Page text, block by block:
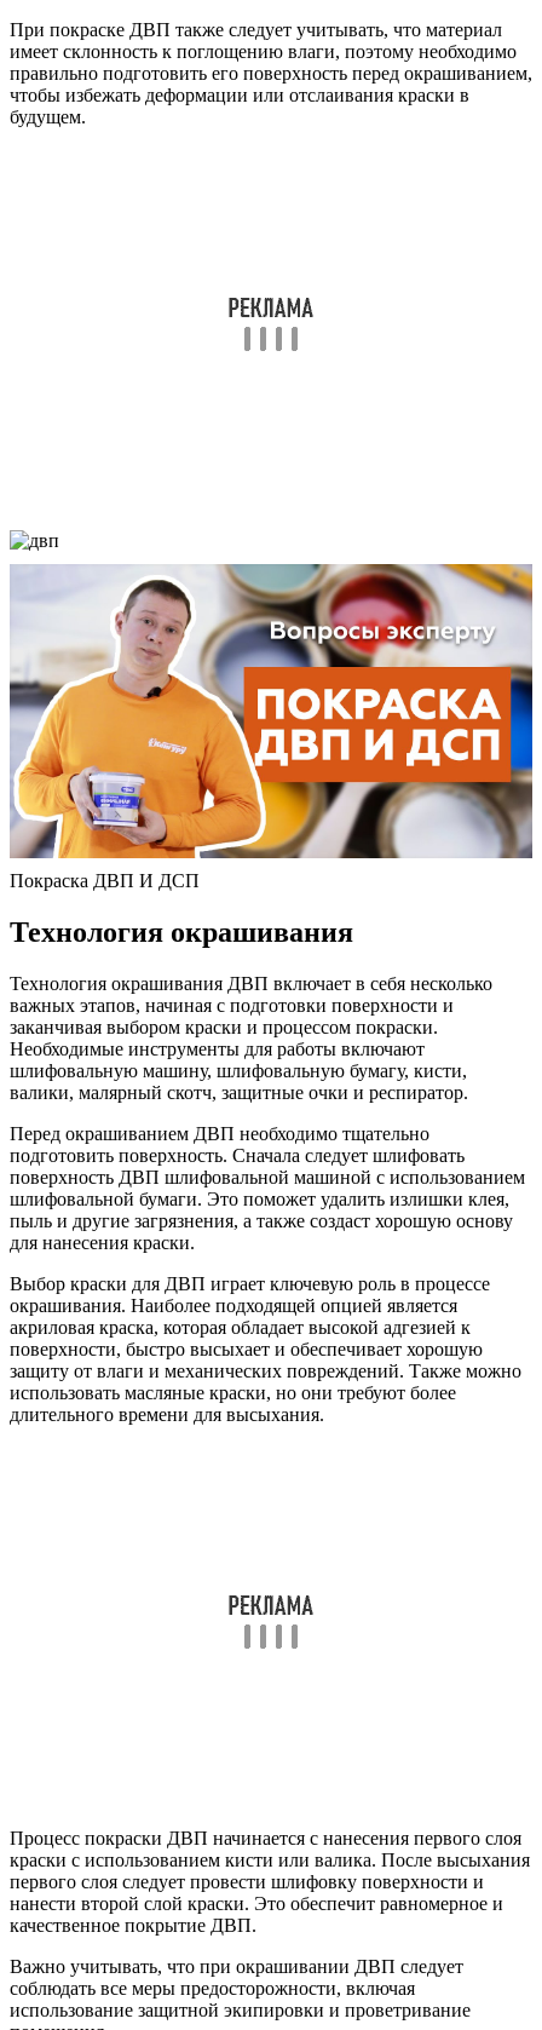
При покраске ДВП также следует учитывать, что материал
имеет склонность к поглощению влаги, поэтому необходимо
правильно подготовить его поверхность перед окрашиванием,
чтобы избежать деформации или отслаивания краски в
будущем.
Покраска ДВП И ДСП
Технология окрашивания
Технология окрашивания ДВП включает в себя несколько
важных этапов, начиная с подготовки поверхности и
заканчивая выбором краски и процессом покраски.
Необходимые инструменты для работы включают
шлифовальную машину, шлифовальную бумагу, кисти,
валики, малярный скотч, защитные очки и респиратор.
Перед окрашиванием ДВП необходимо тщательно
подготовить поверхность. Сначала следует шлифовать
поверхность ДВП шлифовальной машиной с использованием
шлифовальной бумаги. Это поможет удалить излишки клея,
пыль и другие загрязнения, а также создаст хорошую основу
для нанесения краски.
Выбор краски для ДВП играет ключевую роль в процессе
окрашивания. Наиболее подходящей опцией является
акриловая краска, которая обладает высокой адгезией к
поверхности, быстро высыхает и обеспечивает хорошую
защиту от влаги и механических повреждений. Также можно
использовать масляные краски, но они требуют более
длительного времени для высыхания.
Процесс покраски ДВП начинается с нанесения первого слоя
краски с использованием кисти или валика. После высыхания
первого слоя следует провести шлифовку поверхности и
нанести второй слой краски. Это обеспечит равномерное и
качественное покрытие ДВП.
Важно учитывать, что при окрашивании ДВП следует
соблюдать все меры предосторожности, включая
использование защитной экипировки и проветривание